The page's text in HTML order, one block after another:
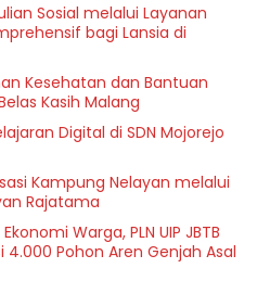
Sosial melalui Layanan
bagi Lansia di
Kesehatan dan Bantuan
Kasih Malang
Digital di SDN Mojorejo
Kampung Nelayan melalui
Rajatama
Warga, PLN UIP JBTB
Pohon Aren Genjah Asal